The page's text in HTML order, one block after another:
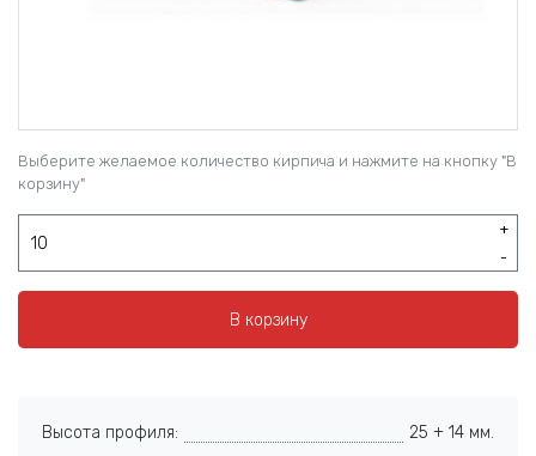
Выберите желаемое количество кирпича и нажмите на кнопку "В
корзину"
+
-
В корзину
Высота профиля:
25 + 14 мм.